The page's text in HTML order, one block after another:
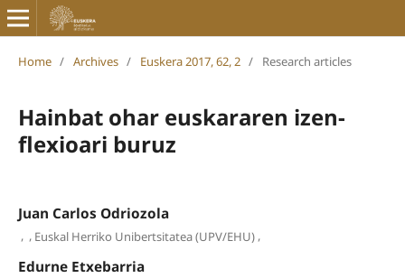
Home / Archives / Euskera 2017, 62, 2 / Research articles
Hainbat ohar euskararen izen-
flexioari buruz
Juan Carlos Odriozola
, , Euskal Herriko Unibertsitatea (UPV/EHU),
Edurne Etxebarria